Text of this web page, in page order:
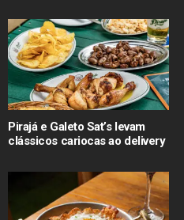
Pirajá e Galeto Sat’s levam
clássicos cariocas ao delivery